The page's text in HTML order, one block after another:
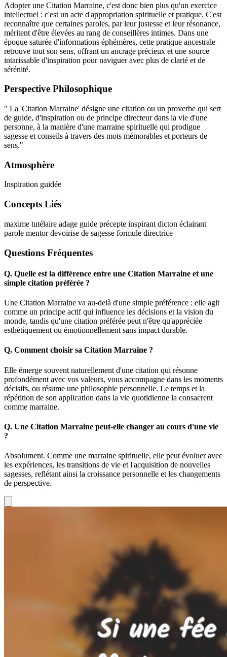
Adopter une Citation Marraine, c'est donc bien plus qu'un exercice
intellectuel : c'est un acte d'appropriation spirituelle et pratique. C'est
reconnaître que certaines paroles, par leur justesse et leur résonance,
méritent d'être élevées au rang de conseillères intimes. Dans une
époque saturée d'informations éphémères, cette pratique ancestrale
retrouve tout son sens, offrant un ancrage précieux et une source
intarissable d'inspiration pour naviguer avec plus de clarté et de
sérénité.
Perspective Philosophique
" La 'Citation Marraine' désigne une citation ou un proverbe qui sert
de guide, d'inspiration ou de principe directeur dans la vie d'une
personne, à la manière d'une marraine spirituelle qui prodigue
sagesse et conseils à travers des mots mémorables et porteurs de
sens."
Atmosphère
Inspiration guidée
Concepts Liés
maxime tutélaire adage guide précepte inspirant dicton éclairant
parole mentordevoirise de sagesse formule directrice
Questions Fréquentes
Q. Quelle est la différence entre une Citation Marraine et une
simple citation préférée ?
Une Citation Marraine va au-delà d'une simple préférence : elle agit
comme un principe actif qui influence les décisions et la vision du
monde, tandis qu'une citation préférée peut n'être qu'appréciée
esthétiquement ou émotionnellement sans impact durable.
Q. Comment choisir sa Citation Marraine ?
Elle émerge souvent naturellement d'une citation qui résonne
profondément avec vos valeurs, vous accompagne dans les moments
décisifs, ou résume une philosophie personnelle. Le temps et la
répétition de son application dans la vie quotidienne la consacrent
comme marraine.
Q. Une Citation Marraine peut-elle changer au cours d'une vie
?
Absolument. Comme une marraine spirituelle, elle peut évoluer avec
les expériences, les transitions de vie et l'acquisition de nouvelles
sagesses, reflétant ainsi la croissance personnelle et les changements
de perspective.